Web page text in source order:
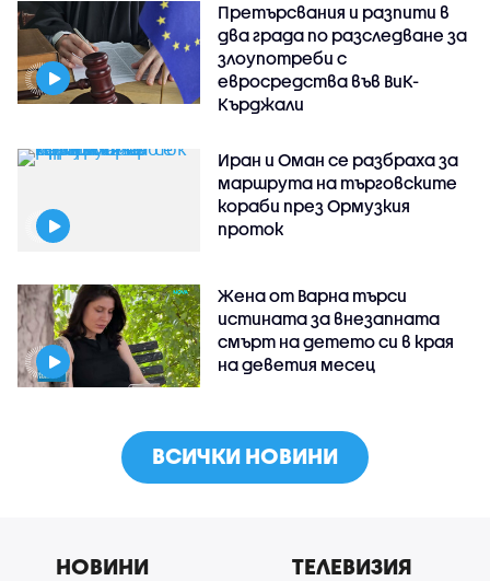
Претърсвания и разпити в
два града по разследване за
злоупотреби с
евросредства във ВиК-
Кърджали
Иран и Оман се разбраха за
маршрута на търговските
кораби през Ормузкия
проток
Жена от Варна търси
истината за внезапната
смърт на детето си в края
на деветия месец
ВСИЧКИ НОВИНИ
НОВИНИ ТЕЛЕВИЗИЯ